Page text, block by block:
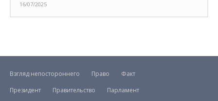
16/07/2025
Взгляд непостороннего Право
Факт
Президент
Правительство Парламент